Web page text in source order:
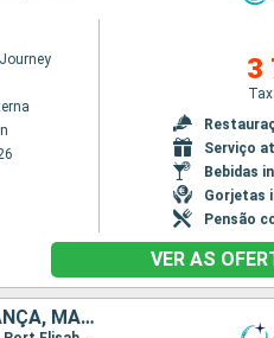
3
Serviço
Bebidas
Gorjetas
Pensão
VER AS
PORTO RICO, ESTADOS UNIDOS, VIRGIN GORDA, ANTÍGUA E BARBUDA, FRANÇA, MARTINICA, TRINIDADE E TOBAGO, ST VINCENT E GRENADINES, BARBADOS